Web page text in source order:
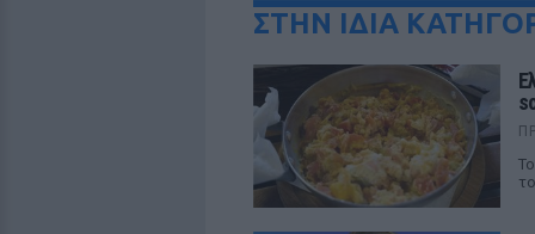
ΣΤΗΝ ΙΔΙΑ